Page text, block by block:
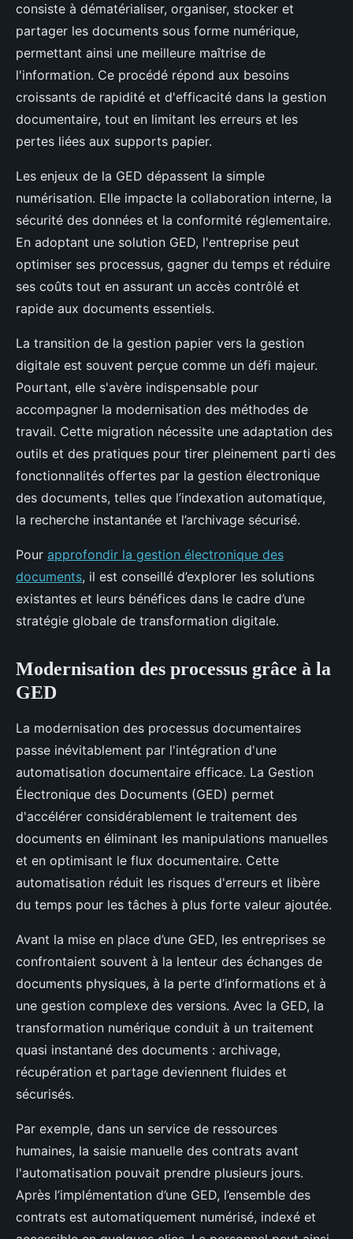
consiste à dématérialiser, organiser, stocker et
partager les documents sous forme numérique,
permettant ainsi une meilleure maîtrise de
l'information. Ce procédé répond aux besoins
croissants de rapidité et d'efficacité dans la gestion
documentaire, tout en limitant les erreurs et les
pertes liées aux supports papier.
Les enjeux de la GED dépassent la simple
numérisation. Elle impacte la collaboration interne, la
sécurité des données et la conformité réglementaire.
En adoptant une solution GED, l'entreprise peut
optimiser ses processus, gagner du temps et réduire
ses coûts tout en assurant un accès contrôlé et
rapide aux documents essentiels.
La transition de la gestion papier vers la gestion
digitale est souvent perçue comme un défi majeur.
Pourtant, elle s'avère indispensable pour
accompagner la modernisation des méthodes de
travail. Cette migration nécessite une adaptation des
outils et des pratiques pour tirer pleinement parti des
fonctionnalités offertes par la gestion électronique
des documents, telles que l’indexation automatique,
la recherche instantanée et l’archivage sécurisé.
Pour approfondir la gestion électronique des
documents, il est conseillé d’explorer les solutions
existantes et leurs bénéfices dans le cadre d’une
stratégie globale de transformation digitale.
Modernisation des processus grâce à la
GED
La modernisation des processus documentaires
passe inévitablement par l'intégration d'une
automatisation documentaire efficace. La Gestion
Électronique des Documents (GED) permet
d'accélérer considérablement le traitement des
documents en éliminant les manipulations manuelles
et en optimisant le flux documentaire. Cette
automatisation réduit les risques d'erreurs et libère
du temps pour les tâches à plus forte valeur ajoutée.
Avant la mise en place d’une GED, les entreprises se
confrontaient souvent à la lenteur des échanges de
documents physiques, à la perte d’informations et à
une gestion complexe des versions. Avec la GED, la
transformation numérique conduit à un traitement
quasi instantané des documents : archivage,
récupération et partage deviennent fluides et
sécurisés.
Par exemple, dans un service de ressources
humaines, la saisie manuelle des contrats avant
l'automatisation pouvait prendre plusieurs jours.
Après l’implémentation d’une GED, l’ensemble des
contrats est automatiquement numérisé, indexé et